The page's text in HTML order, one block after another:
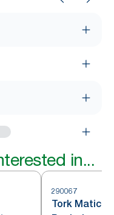
in...
290067
Tork Matic®